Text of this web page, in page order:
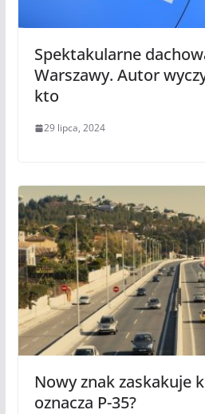
Spektakularne
Warszawy. Autor
kto
29 lipca, 2024
Nowy znak zaskakuje
oznacza P-35?